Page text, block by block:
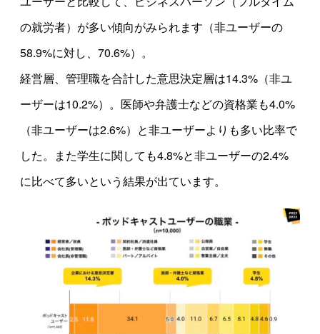
の就労者）が多い傾向がみられます（非ユーザーの
58.9%に対し、70.6%）。
経営層、管理職を合計した意思決定層は14.3%（非ユ
ーザーは10.2%）。医師や弁護士などの資格業も4.0%
（非ユーザーは2.6%）と非ユーザーよりも多い比率で
した。また学生に関しても4.8%と非ユーザーの2.4%
に比べて多いという結果が出ています。